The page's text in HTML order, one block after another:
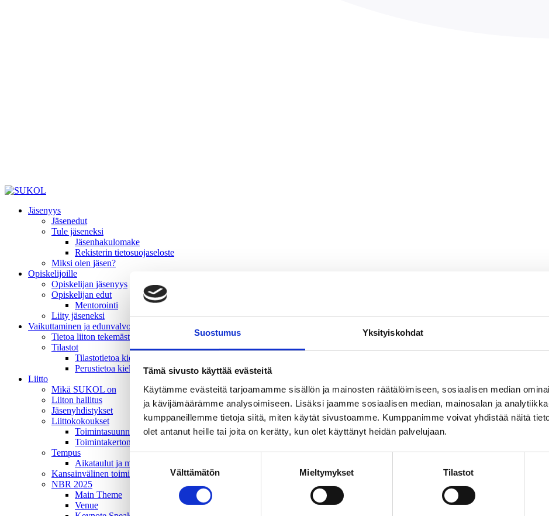
Suostumus Yksityiskohdat
Tämä sivusto käyttää evästeitä
Käytämme evästeitä tarjoamamme sisällön ja mainosten räätälöimiseen, sosiaalisen median
ja kävijämäärämme analysoimiseen. Lisäksi jaamme sosiaalisen median, mainosalan ja
kumppaneillemme tietoja siitä, miten käytät sivustoamme. Kumppanimme voivat yhdistää näitä
olet antanut heille tai joita on kerätty, kun olet käyttänyt heidän palvelujaan.
Välttämätön Mieltymykset Tilastot
Jäsenyys
Jäsenedut
Tule jäseneksi
Jäsenhakulomake
Rekisterin tietosuojaseloste
Miksi olen jäsen?
Opiskelijoille
Opiskelijan jäsenyys
Opiskelijan edut
Mentorointi
Liity jäseneksi
Vaikuttaminen ja edunvalvonta
Tietoa liiton tekemästä vaikuttamistyöstä
Tilastot
Tilastotietoa kielivalinnoista
Perustietoa kielivalinnoista
Liitto
Mikä SUKOL on
Liiton hallitus
Jäsenyhdistykset
Liittokokoukset
Toimintasuunnitelma
Toimintakertomus
Tempus
Aikataulut ja mediatiedot
Kansainvälinen toiminta
NBR 2025
Main Theme
Venue